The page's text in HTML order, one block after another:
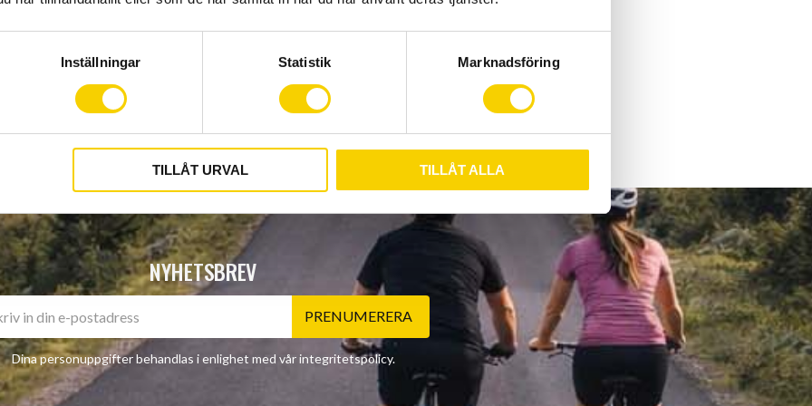
Inställningar Statistik Marknadsföring
TILLÅT URVAL TILLÅT ALLA
Visa alla produkter från Shimano
NYHETSBREV
PRENUMERERA
Dina personuppgifter behandlas i enlighet med vårintegritetspolicy.